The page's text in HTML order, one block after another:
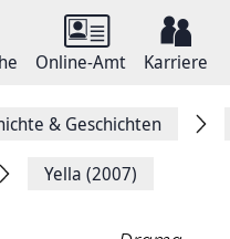
Online-Amt Karriere
& Geschichten
Yella (2007)